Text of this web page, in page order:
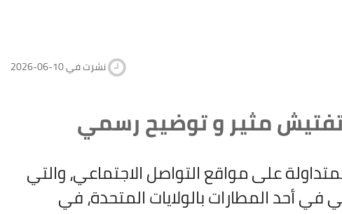
2026-06-10 نشرت في
تفتيش مثير و توضيح رسمي
على مواقع التواصل الاجتماعي، والتي
أحد المطارات بالولايات المتحدة، في